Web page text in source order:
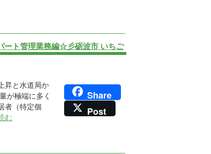
ート管理業務編☆彡砺波市 いちご
昇と水道局か
が極端に多く
者（特定個
む
Share
Post